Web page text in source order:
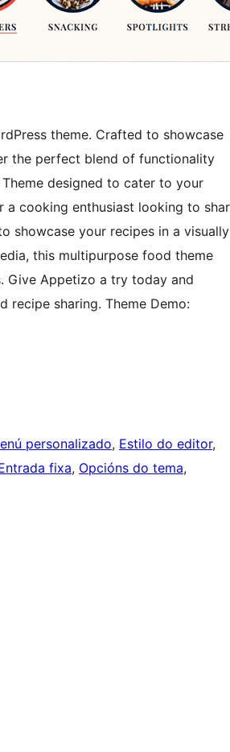
theme. Crafted to showcase
the perfect blend of functionality
designed to cater to your
a cooking enthusiast looking to
showcase your recipes in a visually
this multipurpose food theme
Give Appetizo a try today and
recipe sharing. Theme Demo:
personalizado, Estilo do editor
fixa, Opcións do tema